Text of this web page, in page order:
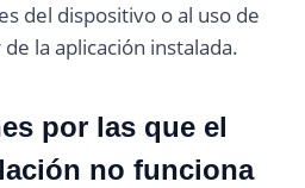
del dispositivo o al uso de
la aplicación instalada.
por las que el
no funciona